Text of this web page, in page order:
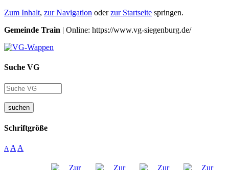
Zum Inhalt, zur Navigation oderzur Startseite springen.
Gemeinde Train | Online: https://www.vg-siegenburg.de/
Suche VG
suchen
Schriftgröße
A A A